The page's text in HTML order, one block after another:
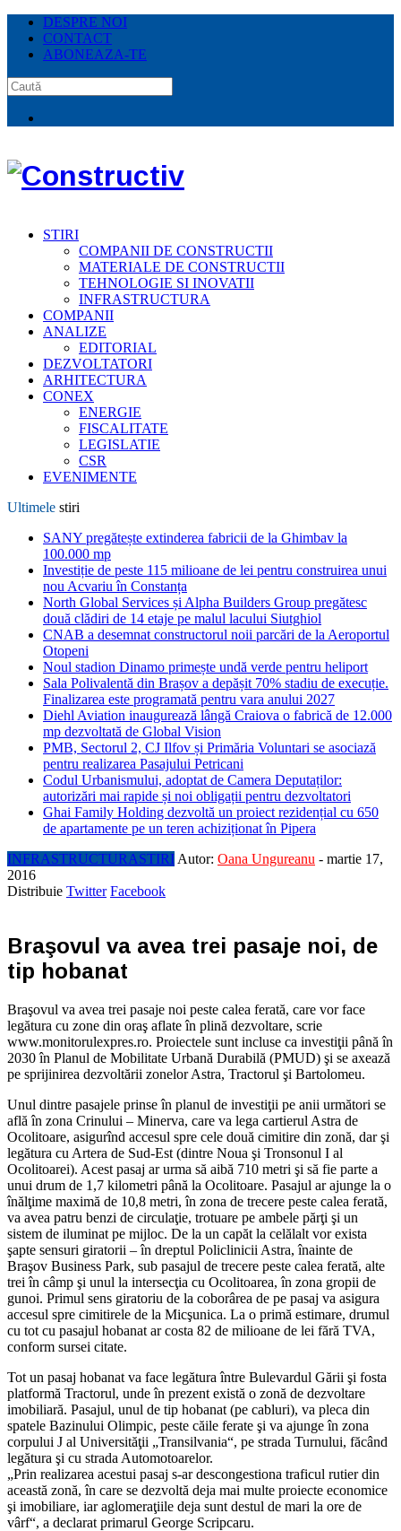
DESPRE NOI
CONTACT
ABONEAZA-TE
STIRI
COMPANII DE CONSTRUCTII
MATERIALE DE CONSTRUCTII
TEHNOLOGIE SI INOVATII
INFRASTRUCTURA
COMPANII
ANALIZE
EDITORIAL
DEZVOLTATORI
ARHITECTURA
CONEX
ENERGIE
FISCALITATE
LEGISLATIE
CSR
EVENIMENTE
Ultimele stiri
SANY pregătește extinderea fabricii de la Ghimbav la
100.000 mp
Investiție de peste 115 milioane de lei pentru construirea unui
nou Acvariu în Constanța
North Global Services și Alpha Builders Group pregătesc
două clădiri de 14 etaje pe malul lacului Siutghiol
CNAB a desemnat constructorul noii parcări de la Aeroportul
Otopeni
Noul stadion Dinamo primește undă verde pentru heliport
Sala Polivalentă din Brașov a depășit 70% stadiu de execuție.
Finalizarea este programată pentru vara anului 2027
Diehl Aviation inaugurează lângă Craiova o fabrică de 12.000
mp dezvoltată de Global Vision
PMB, Sectorul 2, CJ Ilfov și Primăria Voluntari se asociază
pentru realizarea Pasajului Petricani
Codul Urbanismului, adoptat de Camera Deputaților:
autorizări mai rapide și noi obligații pentru dezvoltatori
Ghai Family Holding dezvoltă un proiect rezidențial cu 650
de apartamente pe un teren achiziționat în Pipera
INFRASTRUCTURASTIRI Autor: Oana Ungureanu - martie 17,
2016
Distribuie Twitter Facebook
Braşovul va avea trei pasaje noi, de
tip hobanat
Braşovul va avea trei pasaje noi peste calea ferată, care vor face
legătura cu zone din oraş aflate în plină dezvoltare, scrie
www.monitorulexpres.ro. Proiectele sunt incluse ca investiţii până în
2030 în Planul de Mobilitate Urbană Durabilă (PMUD) şi se axează
pe sprijinirea dezvoltării zonelor Astra, Tractorul şi Bartolomeu.
Unul dintre pasajele prinse în planul de investiţii pe anii următori se
află în zona Crinului – Minerva, care va lega cartierul Astra de
Ocolitoare, asigurînd accesul spre cele două cimitire din zonă, dar şi
legătura cu Artera de Sud-Est (dintre Noua şi Tronsonul I al
Ocolitoarei). Acest pasaj ar urma să aibă 710 metri şi să fie parte a
unui drum de 1,7 kilometri până la Ocolitoare. Pasajul ar ajunge la o
înălţime maximă de 10,8 metri, în zona de trecere peste calea ferată,
va avea patru benzi de circulaţie, trotuare pe ambele părţi şi un
sistem de iluminat pe mijloc. De la un capăt la celălalt vor exista
şapte sensuri giratorii – în dreptul Policlinicii Astra, înainte de
Braşov Business Park, sub pasajul de trecere peste calea ferată, alte
trei în câmp şi unul la intersecţia cu Ocolitoarea, în zona gropii de
gunoi. Primul sens giratoriu de la coborârea de pe pasaj va asigura
accesul spre cimitirele de la Micşunica. La o primă estimare, drumul
cu tot cu pasajul hobanat ar costa 82 de milioane de lei fără TVA,
conform sursei citate.
Tot un pasaj hobanat va face legătura între Bulevardul Gării şi fosta
platformă Tractorul, unde în prezent există o zonă de dezvoltare
imobiliară. Pasajul, unul de tip hobanat (pe cabluri), va pleca din
spatele Bazinului Olimpic, peste căile ferate şi va ajunge în zona
corpului J al Universităţii „Transilvania“, pe strada Turnului, făcând
legătura şi cu strada Automotoarelor.
„Prin realizarea acestui pasaj s-ar descongestiona traficul rutier din
această zonă, în care se dezvoltă deja mai multe proiecte economice
şi imobiliare, iar aglomeraţiile deja sunt destul de mari la ore de
vârf“, a declarat primarul George Scripcaru.